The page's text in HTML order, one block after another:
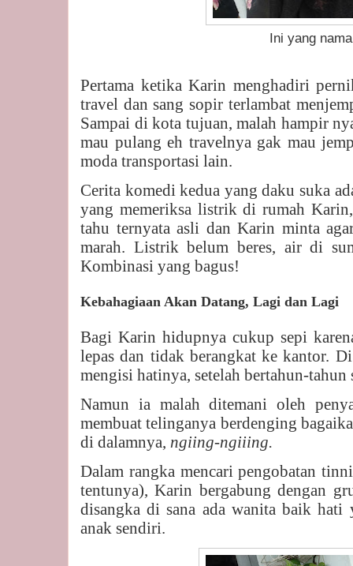
Ini yang namanya
Pertama ketika Karin menghadiri
travel dan sang sopir terlambat
Sampai di kota tujuan, malah hampir
mau pulang eh travelnya gak mau
moda transportasi lain.
Cerita komedi kedua yang daku suka
yang memeriksa listrik di rumah
tahu ternyata asli dan Karin minta
marah. Listrik belum beres, air di
Kombinasi yang bagus!
Kebahagiaan Akan Datang, Lagi dan Lagi
Bagi Karin hidupnya cukup sepi
lepas dan tidak berangkat ke kantor.
mengisi hatinya, setelah bertahun-tahun
Namun ia malah ditemani oleh
membuat telinganya berdenging
di dalamnya, ngiing-ngiiing.
Dalam rangka mencari pengobatan
tentunya), Karin bergabung dengan
disangka di sana ada wanita baik hati
anak sendiri.